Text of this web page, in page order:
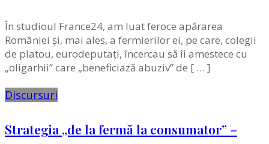
În studioul France24, am luat feroce apărarea
României şi, mai ales, a fermierilor ei, pe care, colegii
de platou, eurodeputați, încercau să îi amestece cu
„oligarhii” care „beneficiază abuziv” de [ … ]
Discursuri
Strategia „de la fermă la consumator” –